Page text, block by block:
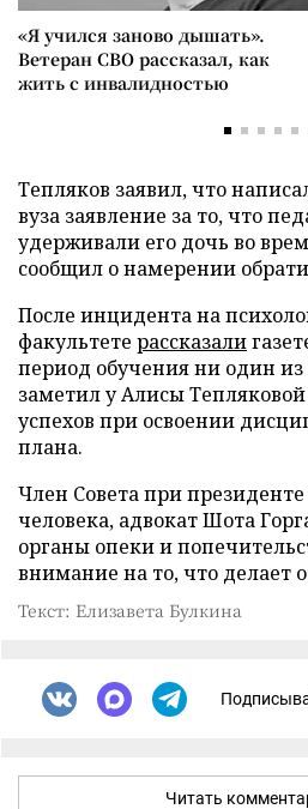
«Я учился заново дышать».
Ветеран СВО рассказал, как
жить с инвалидностью
Тепляков заявил, что
вуза заявление за то, что
удерживали его дочь во
сообщил о намерении
После инцидента на
факультете рассказали
период обучения ни один
заметил у Алисы
успехов при освоении
плана.
Член Совета при
человека, адвокат Шота
органы опеки и
внимание на то, что делает
Текст: Елизавета Булкина
Читать